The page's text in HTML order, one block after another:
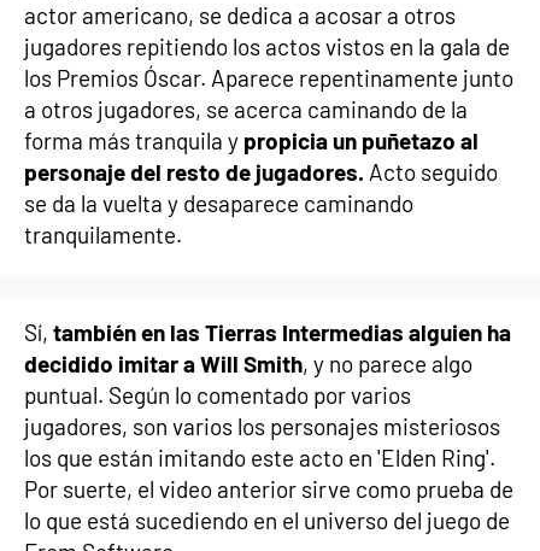
actor americano, se dedica a acosar a otros
jugadores repitiendo los actos vistos en la gala de
los Premios Óscar. Aparece repentinamente junto
a otros jugadores, se acerca caminando de la
forma más tranquila y propicia un puñetazo al
personaje del resto de jugadores. Acto seguido
se da la vuelta y desaparece caminando
tranquilamente.
Sí, también en las Tierras Intermedias alguien ha
decidido imitar a Will Smith, y no parece algo
puntual. Según lo comentado por varios
jugadores, son varios los personajes misteriosos
los que están imitando este acto en 'Elden Ring'.
Por suerte, el video anterior sirve como prueba de
lo que está sucediendo en el universo del juego de